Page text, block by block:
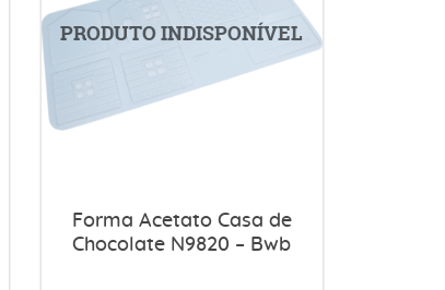
Forma Acetato Casa de
Chocolate N9820 – Bwb